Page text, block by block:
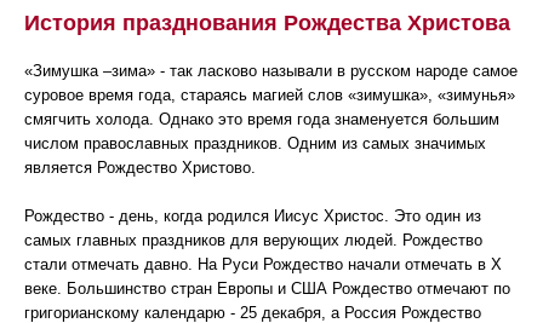
История празднования Рождества Христова
«Зимушка –зима» - так ласково называли в русском народе самое
суровое время года, стараясь магией слов «зимушка», «зимунья»
смягчить холода. Однако это время года знаменуется большим
числом православных праздников. Одним из самых значимых
является Рождество Христово.
Рождество - день, когда родился Иисус Христос. Это один из
самых главных праздников для верующих людей. Рождество
стали отмечать давно. На Руси Рождество начали отмечать в Х
веке. Большинство стран Европы и США Рождество отмечают по
григорианскому календарю - 25 декабря, а Россия Рождество